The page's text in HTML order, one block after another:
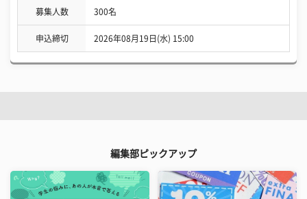
募集人数 300名
申込締切 2026年08月19日(水) 15:00
編集部ピックアップ